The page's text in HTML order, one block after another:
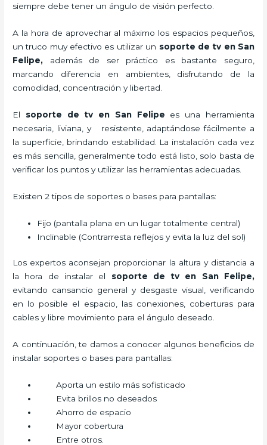
siempre debe tener un ángulo de visión perfecto.
A la hora de aprovechar al máximo los espacios pequeños,
un truco muy efectivo es utilizar un soporte de tv en San
Felipe, además de ser práctico es bastante seguro,
marcando diferencia en ambientes, disfrutando de la
comodidad, concentración y libertad.
El soporte de tv en San Felipe es una herramienta
necesaria, liviana, y resistente, adaptándose fácilmente a
la superficie, brindando estabilidad. La instalación cada vez
es más sencilla, generalmente todo está listo, solo basta de
verificar los puntos y utilizar las herramientas adecuadas.
Existen 2 tipos de soportes o bases para pantallas:
Fijo (pantalla plana en un lugar totalmente central)
Inclinable (Contrarresta reflejos y evita la luz del sol)
Los expertos aconsejan proporcionar la altura y distancia a
la hora de instalar el soporte de tv en San Felipe,
evitando cansancio general y desgaste visual, verificando
en lo posible el espacio, las conexiones, coberturas para
cables y libre movimiento para el ángulo deseado.
A continuación, te damos a conocer algunos beneficios de
instalar soportes o bases para pantallas:
Aporta un estilo más sofisticado
Evita brillos no deseados
Ahorro de espacio
Mayor cobertura
Entre otros.